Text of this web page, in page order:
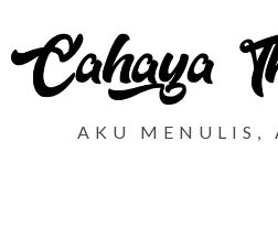
AKU MENULIS,